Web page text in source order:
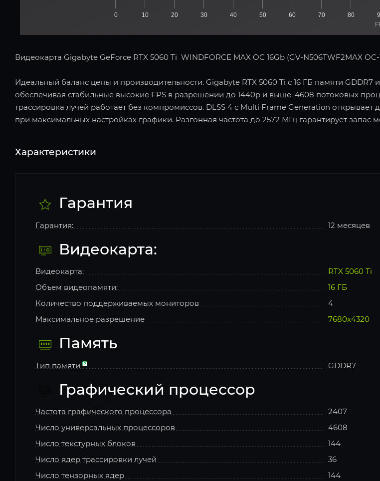
0 10 20 30 40 50 60 70 80
Видеокарта Gigabyte GeForce RTX 5060 Ti WINDFORCE MAX OC 16Gb (GV-N506TWF2MAX OC-
Идеальный баланс цены и производительности. Gigabyte RTX 5060 Ti с 16 ГБ памяти
обеспечивая стабильные высокие FPS в разрешении до 1440p и выше. 4608 потоковых
трассировка лучей работает без компромиссов. DLSS 4 с Multi Frame Generation
при максимальных настройках графики. Разгонная частота до 2572 МГц гарантирует
Характеристики
Гарантия
Гарантия: 12 месяцев
Видеокарта:
Видеокарта:
RTX 5060 Ti
Объем видеопамяти:
16 ГБ
Количество поддерживаемых мониторов
4
Максимальное разрешение
7680x4320
Память
Тип памяти GDDR7
Графический процессор
Частота графического процессора
2407
Число универсальных процессоров
4608
Число текстурных блоков
144
Число ядер трассировки лучей
36
Число тензорных ядер
144